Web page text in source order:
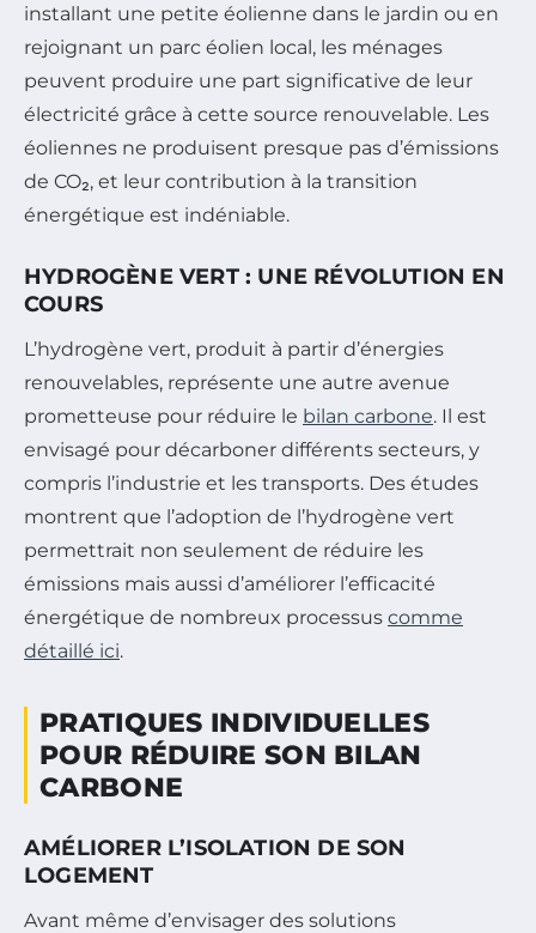
installant une petite éolienne dans le jardin ou en
rejoignant un parc éolien local, les ménages
peuvent produire une part significative de leur
électricité grâce à cette source renouvelable. Les
éoliennes ne produisent presque pas d’émissions
de CO₂, et leur contribution à la transition
énergétique est indéniable.
HYDROGÈNE VERT : UNE RÉVOLUTION EN
COURS
L’hydrogène vert, produit à partir d’énergies
renouvelables, représente une autre avenue
prometteuse pour réduire le bilan carbone. Il est
envisagé pour décarboner différents secteurs, y
compris l’industrie et les transports. Des études
montrent que l’adoption de l’hydrogène vert
permettrait non seulement de réduire les
émissions mais aussi d’améliorer l’efficacité
énergétique de nombreux processus comme
détaillé ici.
PRATIQUES INDIVIDUELLES
POUR RÉDUIRE SON BILAN
CARBONE
AMÉLIORER L’ISOLATION DE SON
LOGEMENT
Avant même d’envisager des solutions